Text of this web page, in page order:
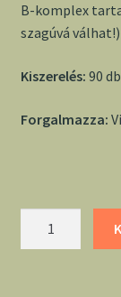
B-komplex
szagúvá válhat!)
Kiszerelés: 90
Forgalmazza: